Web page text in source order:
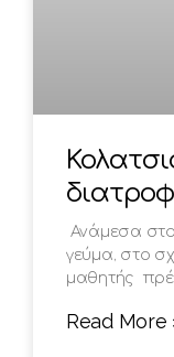
Ανάμεσα
γεύμα, στο
μαθητής
Read More